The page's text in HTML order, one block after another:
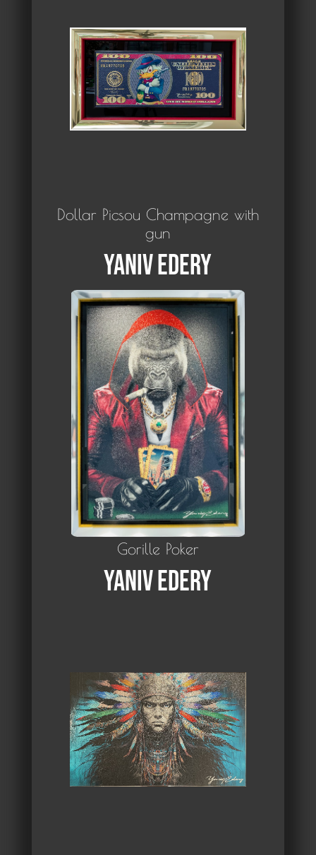
Dollar Picsou Champagne with
gun
Yaniv Edery
Gorille Poker
Yaniv Edery